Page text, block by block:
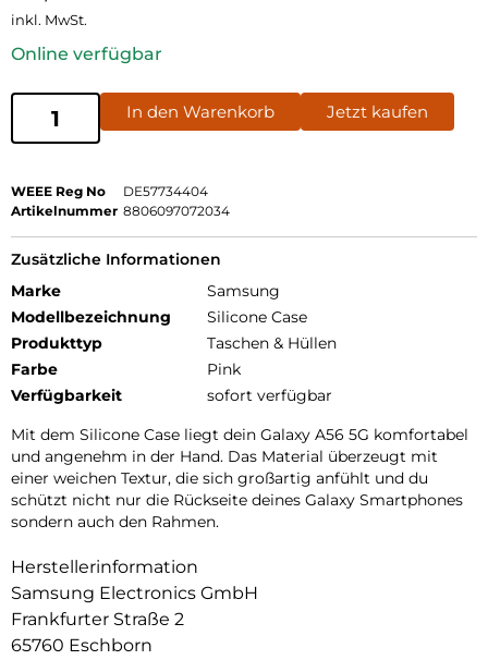
inkl. MwSt.
Online verfügbar
In den Warenkorb Jetzt kaufen
WEEE Reg No
DE57734404
Artikelnummer 8806097072034
Zusätzliche Informationen
Marke
Samsung
Modellbezeichnung
Silicone Case
Produkttyp
Taschen & Hüllen
Farbe
Pink
Verfügbarkeit
sofort verfügbar
Mit dem Silicone Case liegt dein Galaxy A56 5G komfortabel
und angenehm in der Hand. Das Material überzeugt mit
einer weichen Textur, die sich großartig anfühlt und du
schützt nicht nur die Rückseite deines Galaxy Smartphones
sondern auch den Rahmen.
Herstellerinformation
Samsung Electronics GmbH
Frankfurter Straße 2
65760 Eschborn